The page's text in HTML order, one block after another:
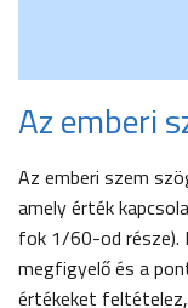
Az emberi
Az emberi szem
amely érték
fok 1/60-od része).
megfigyelő és a
értékeket